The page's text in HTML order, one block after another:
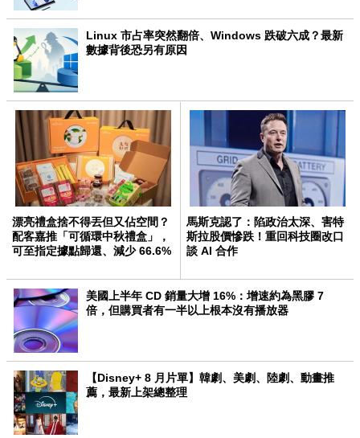
Linux 市占率突然翻倍、Windows 跌破六成？最新
數據背後恐另有原因
漂亮禮盒捨不得丟但又佔空間？
配客嘉推「可循環中秋禮盒」，
可至指定據點歸還、減少 66.6%
馬斯克認了：陷政治太深、害特
斯拉股價慘跌！重回科技圈改口
談 AI 合作
美國上半年 CD 銷量大增 16%：增速約為黑膠 7
倍，但購買者有一半以上根本沒有播放器
【Disney+ 8 月片單】韓劇、美劇、陸劇、動畫推
薦，最新上架總整理